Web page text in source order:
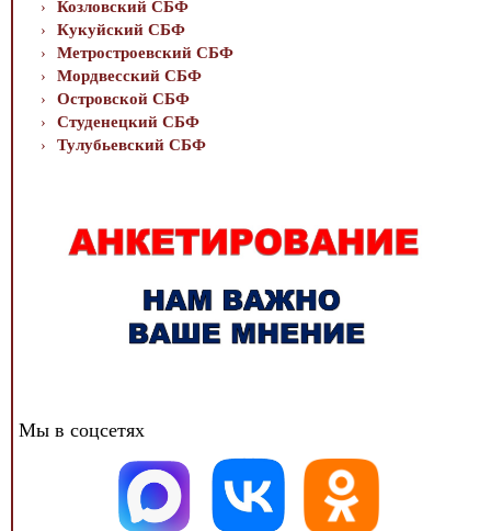
Козловский СБФ
Кукуйский СБФ
Метростроевский СБФ
Мордвесский СБФ
Островской СБФ
Студенецкий СБФ
Тулубьевский СБФ
Мы в соцсетях